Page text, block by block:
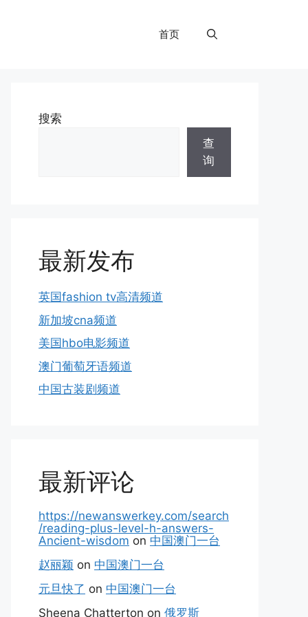
首页
搜索
查
询
最新发布
英国fashion tv高清频道
新加坡cna频道
美国hbo电影频道
澳门葡萄牙语频道
中国古装剧频道
最新评论
https://newanswerkey.com/search
/reading-plus-level-h-answers-
Ancient-wisdom on 中国澳门一台
赵丽颖 on 中国澳门一台
元旦快了 on 中国澳门一台
Sheena Chatterton on 俄罗斯